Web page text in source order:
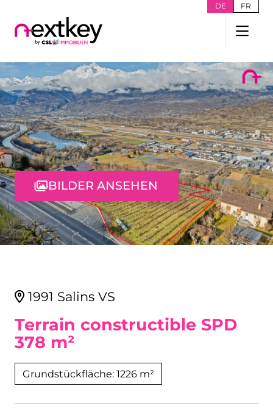
DE FR
BILDER ANSEHEN
1991 Salins VS
Terrain constructible SPD
378 m²
Grundstückfläche: 1226 m²